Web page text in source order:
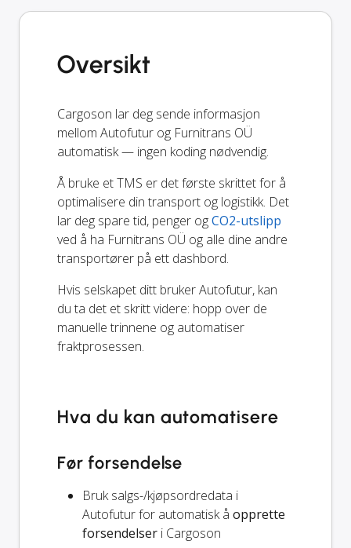
Oversikt
Cargoson lar deg sende informasjon
mellom Autofutur og Furnitrans OÜ
automatisk — ingen koding nødvendig.
Å bruke et TMS er det første skrittet for å
optimalisere din transport og logistikk. Det
lar deg spare tid, penger ogCO2-utslipp
ved å ha Furnitrans OÜ og alle dine andre
transportører på ett dashbord.
Hvis selskapet ditt bruker Autofutur, kan
du ta det et skritt videre: hopp over de
manuelle trinnene og automatiser
fraktprosessen.
Hva du kan automatisere
Før forsendelse
Bruk salgs-/kjøpsordredata i
Autofutur for automatisk å opprette
forsendelser i Cargoson